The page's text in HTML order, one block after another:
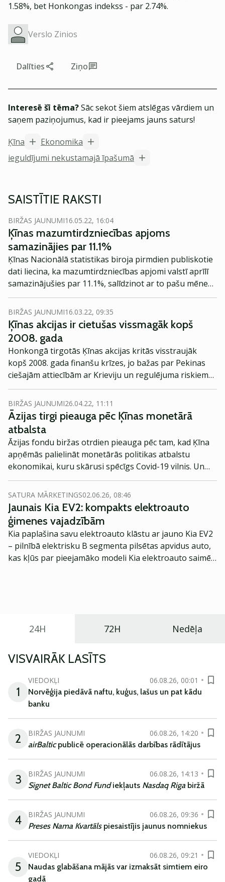
1.58%, bet Honkongas indekss - par 2.74%.
Verslo Zinios
Dalīties Ziņo
Interesē šī tēma?Sāc sekot šiem atslēgas vārdiem un
saņem paziņojumus, kad ir pieejams jauns saturs!
Ķīna
Ekonomika
ieguldījumi nekustamajā īpašumā
SAISTĪTIE RAKSTI
BIRŽAS JAUNUMI16.05.22, 16:04
Ķīnas mazumtirdzniecības apjoms
samazinājies par 11.1%
Ķīnas Nacionālā statistikas biroja pirmdien publiskotie
dati liecina, ka mazumtirdzniecības apjomi valstī aprīlī
samazinājušies par 11.1%, salīdzinot ar to pašu mēnesi
pagājušajā gadā, kas ir lielākais kritums kopš 2020.
gada marta.
BIRŽAS JAUNUMI16.03.22, 09:35
Ķīnas akcijas ir cietušas vissmagāk kopš
2008. gada
Honkongā tirgotās Ķīnas akcijas kritās visstraujāk
kopš 2008. gada finanšu krīzes, jo bažas par Pekinas
ciešajām attiecībām ar Krieviju un regulējuma riskiem
izraisīja paniku investoru vidū, ziņo Bloomberg.
BIRŽAS JAUNUMI26.04.22, 11:11
Āzijas tirgi pieauga pēc Ķīnas monetārā
atbalsta
Āzijas fondu biržas otrdien pieauga pēc tam, kad Ķīna
apņēmās palielināt monetārās politikas atbalstu
ekonomikai, kuru skārusi spēcīgs Covid-19 vilnis. Un
Amerikas Savienoto Valstu (ASV), kā arī Eiropas fondu
biržā tirgoto nākotnes līgumu prognozes ir augstākas.
SATURA MĀRKETINGS02.06.26, 08:46
Jaunais Kia EV2: kompakts elektroauto
ģimenes vajadzībām
Kia paplašina savu elektroauto klāstu ar jauno Kia EV2
– pilnībā elektrisku B segmenta pilsētas apvidus auto,
kas kļūs par pieejamāko modeli Kia elektroauto saimē
24H 72H Nedēļa
VISVAIRĀK LASĪTS
1
VIEDOKĻI
06.08.26, 00:01
Norvēģija piedāvā naftu, kuģus, lašus un pat kādu
banku
2 BIRŽAS JAUNUMI
06.08.26, 14:20
airBalticpublicē operacionālās darbības rādītājus
3 BIRŽAS JAUNUMI
06.08.26, 14:13
Signet Baltic Bond Fundiekļauts Nasdaq Riga biržā
4 BIRŽAS JAUNUMI
06.08.26, 09:36
Preses Nama Kvartāls piesaistījis jaunus nomniekus
5
VIEDOKĻI
06.08.26, 09:21
Naudas glabāšana mājās var izmaksāt simtiem eiro
gadā